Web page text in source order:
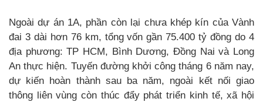
Ngoài dự án 1A, phần còn lại chưa khép kín của Vành
đai 3 dài hơn 76 km, tổng vốn gần 75.400 tỷ đồng do 4
địa phương: TP HCM, Bình Dương, Đồng Nai và Long
An thực hiện. Tuyến đường khởi công tháng 6 năm nay,
dự kiến hoàn thành sau ba năm, ngoài kết nối giao
thông liên vùng còn thúc đẩy phát triển kinh tế, xã hội